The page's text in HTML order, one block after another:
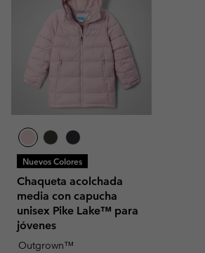
Nuevos Colores
Chaqueta acolchada
media con capucha
unisex Pike Lake™ para
jóvenes
Outgrown™